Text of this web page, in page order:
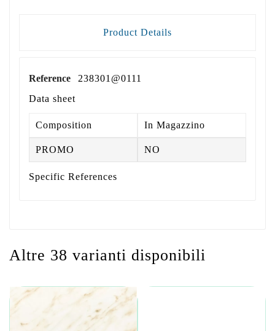
Product Details
Reference
238301@0111
Data sheet
Composition In Magazzino
PROMO NO
Specific References
Altre 38 varianti disponibili